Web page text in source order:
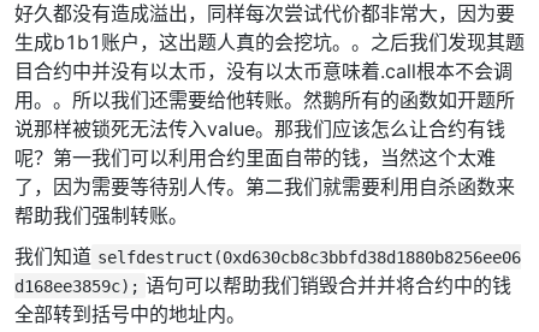
好久都没有造成溢出，同样每次尝试代价都非常大，因为要
生成b1b1账户，这出题人真的会挖坑。。之后我们发现其题
目合约中并没有以太币，没有以太币意味着.call根本不会调
用。。所以我们还需要给他转账。然鹅所有的函数如开题所
说那样被锁死无法传入value。那我们应该怎么让合约有钱
呢？第一我们可以利用合约里面自带的钱，当然这个太难
了，因为需要等待别人传。第二我们就需要利用自杀函数来
帮助我们强制转账。
我们知道 selfdestruct(0xd630cb8c3bbfd38d1880b8256ee06
d168ee3859c); 语句可以帮助我们销毁合并并将合约中的钱
全部转到括号中的地址内。